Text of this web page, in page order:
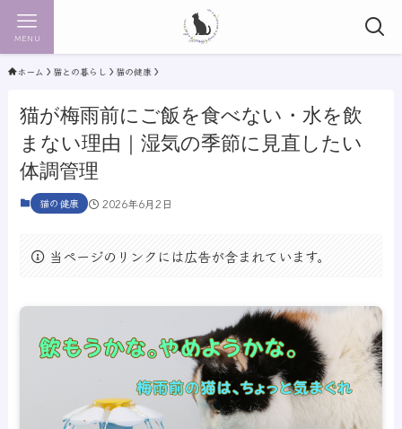
MENU
ホーム 猫との暮らし 猫の健康
猫が梅雨前にご飯を食べない・水を飲
まない理由｜湿気の季節に見直したい
体調管理
猫の健康 2026年6月2日
当ページのリンクには広告が含まれています。